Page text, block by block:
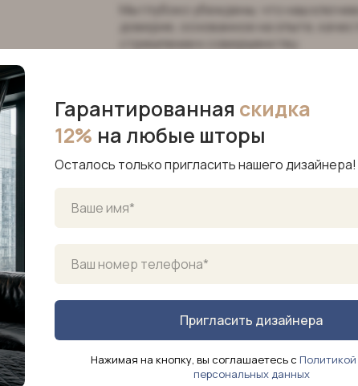
Мы глубоко убеждены, что наш
доверие, основанное на опыте,
стремлении к совершенству.
Пригласить дизайнера
Нажимая на кнопку, вы соглашаетесь с Политикой
персональных данных
Гарантированная скидка
12% на любые шторы
Осталось только пригласить нашего дизайнера!